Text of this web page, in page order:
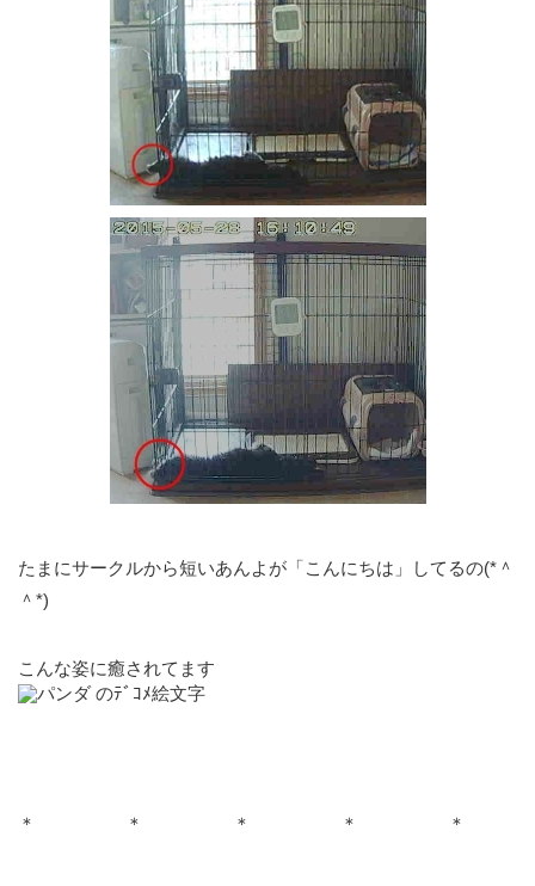
たまにサークルから短いあんよが「こんにちは」してるの(*＾
＾*)
こんな姿に癒されてます
＊ ＊ ＊ ＊ ＊